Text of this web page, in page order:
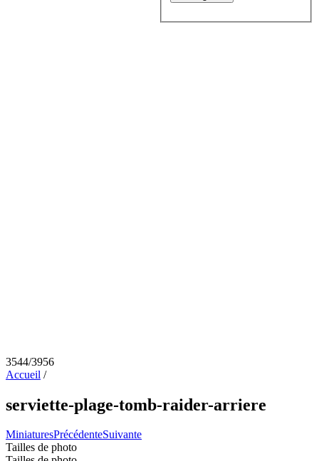
3544/3956
Accueil /
serviette-plage-tomb-raider-arriere
MiniaturesPrécédenteSuivante
Tailles de photo